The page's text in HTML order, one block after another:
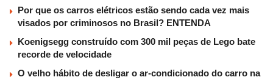
Por que os carros elétricos estão sendo cada vez mais
visados por criminosos no Brasil? ENTENDA
Koenigsegg construído com 300 mil peças de Lego bate
recorde de velocidade
O velho hábito de desligar o ar-condicionado do carro na